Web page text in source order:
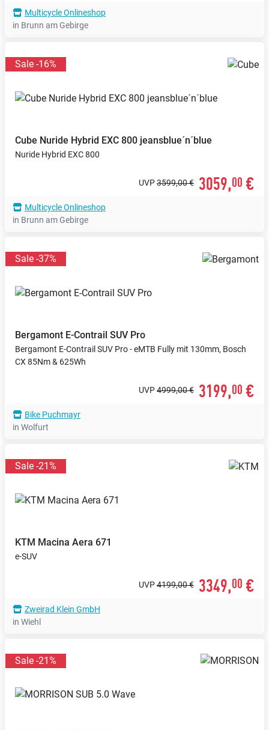
Multicycle Onlineshop
in Brunn am Gebirge
Sale -16%
Cube Nuride Hybrid EXC 800 jeansblue´n´blue
Nuride Hybrid EXC 800
UVP3599,00 € 3059,00 €
Multicycle Onlineshop
in Brunn am Gebirge
Sale -37%
Bergamont E-Contrail SUV Pro
Bergamont E-Contrail SUV Pro - eMTB Fully mit 130mm, Bosch
CX 85Nm & 625Wh
UVP4999,00 € 3199,00 €
Bike Puchmayr
in Wolfurt
Sale -21%
KTM Macina Aera 671
e-SUV
UVP4199,00 € 3349,00 €
Zweirad Klein GmbH
in Wiehl
Sale -21%